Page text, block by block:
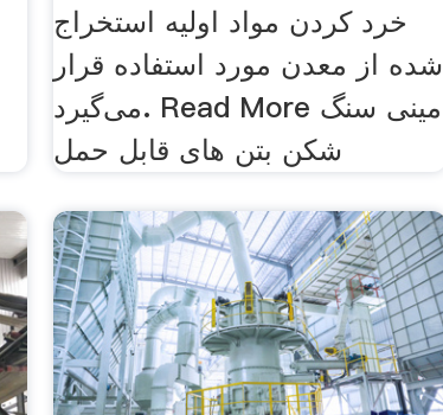
خرد کردن مواد اولیه استخراج
شده از معدن مورد استفاده قرار
می‌گیرد. Read More مینی سنگ
شکن بتن های قابل حمل